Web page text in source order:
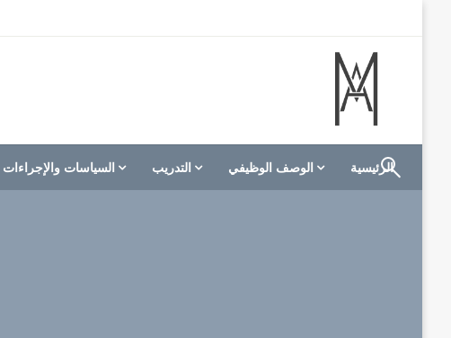
M A hotels | إم ايه هوتيلز
الموقع الأول للعاملين في الفنادق في العالم العربي
الرئيسية الوصف الوظيفي التدريب السياسات والإجراءات